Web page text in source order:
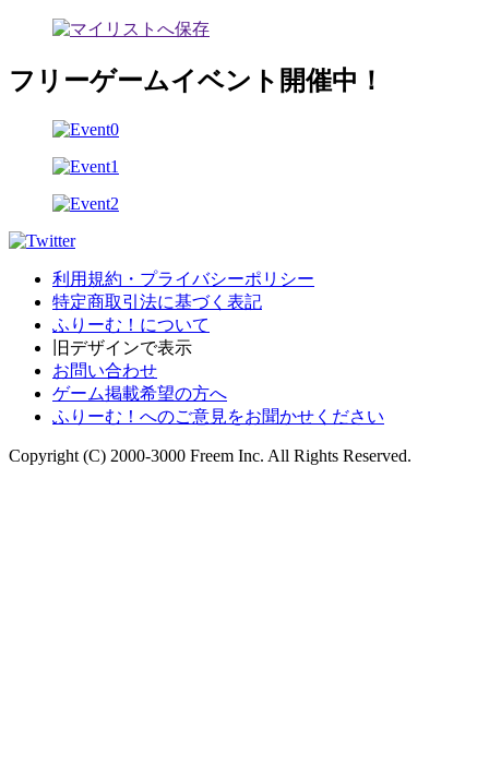
フリーゲームイベント開催中！
利用規約・プライバシーポリシー
特定商取引法に基づく表記
ふりーむ！について
旧デザインで表示
お問い合わせ
ゲーム掲載希望の方へ
ふりーむ！へのご意見をお聞かせください
Copyright (C) 2000-3000 Freem Inc. All Rights Reserved.